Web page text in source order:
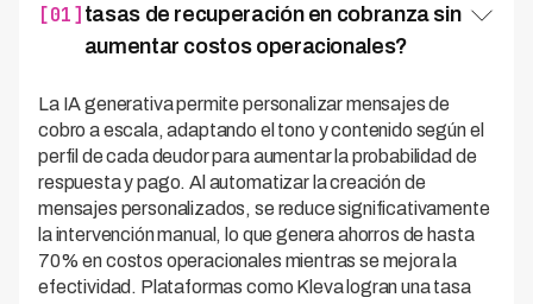
[01] tasas de recuperación en cobranza sin
aumentar costos operacionales?
La IA generativa permite personalizar mensajes de
cobro a escala, adaptando el tono y contenido según el
perfil de cada deudor para aumentar la probabilidad de
respuesta y pago. Al automatizar la creación de
mensajes personalizados, se reduce significativamente
la intervención manual, lo que genera ahorros de hasta
70% en costos operacionales mientras se mejora la
efectividad. Plataformas como Kleva logran una tasa